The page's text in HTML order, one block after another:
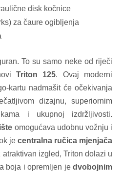
disk kočnice
za čaure ogibljenja
To su samo neke od riječi
Triton 125. Ovaj moderni
kartu nadmašit će očekivanja
dizajnu, superiornim
i ukupnoj izdržljivosti.
omogućava udobnu vožnju i
je centralna ručica mjenjača
izgled, Triton dolazi u
boja i opremljen je dvobojnim